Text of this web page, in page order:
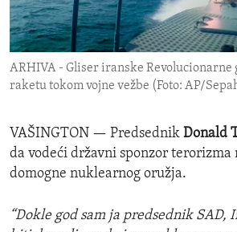
ENVIRONMENT AND HEALTH
IDEALS AND INSTITUTIONS
ARHIVA - Gliser iranske Revolucionarne
raketu tokom vojne vežbe (Foto: AP/
VAŠINGTON — Predsednik Donald
da vodeći državni sponzor terorizma
domogne nuklearnog oružja.
“Dokle god sam ja predsednik SAD,